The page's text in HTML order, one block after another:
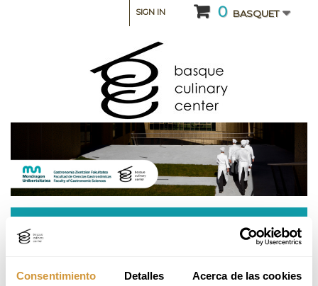
Consentimiento Detalles Acerca de las cookies
0 BASQUET
SIGN IN